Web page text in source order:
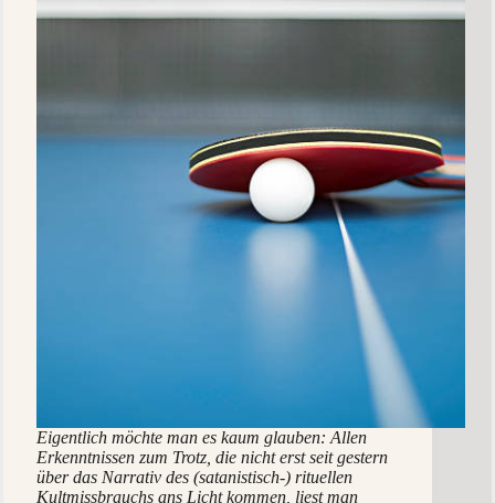
Eigentlich möchte man es kaum glauben: Allen
Erkenntnissen zum Trotz, die nicht erst seit gestern
über das Narrativ des (satanistisch-) rituellen
Kultmissbrauchs ans Licht kommen, liest man